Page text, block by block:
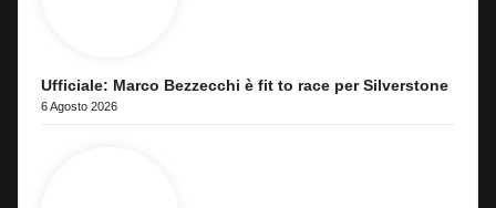
Ufficiale: Marco Bezzecchi è fit to race per Silverstone
6 Agosto 2026